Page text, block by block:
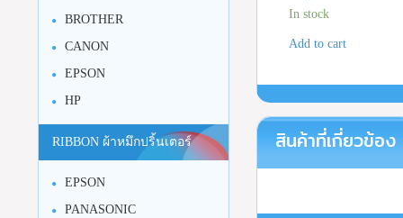
In stock
Add to cart
สินค้าที่เกี่ยวข้อง
BROTHER
CANON
EPSON
HP
RIBBON ผ้าหมึกปริ้นเตอร์
EPSON
PANASONIC